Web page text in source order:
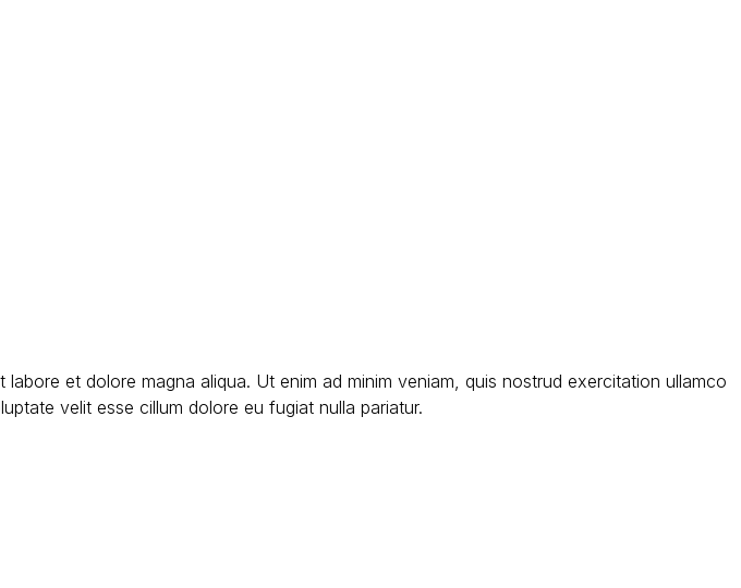
et dolore magna aliqua. Ut enim ad minim veniam, quis nostrud exercitation ullamco
velit esse cillum dolore eu fugiat nulla pariatur.